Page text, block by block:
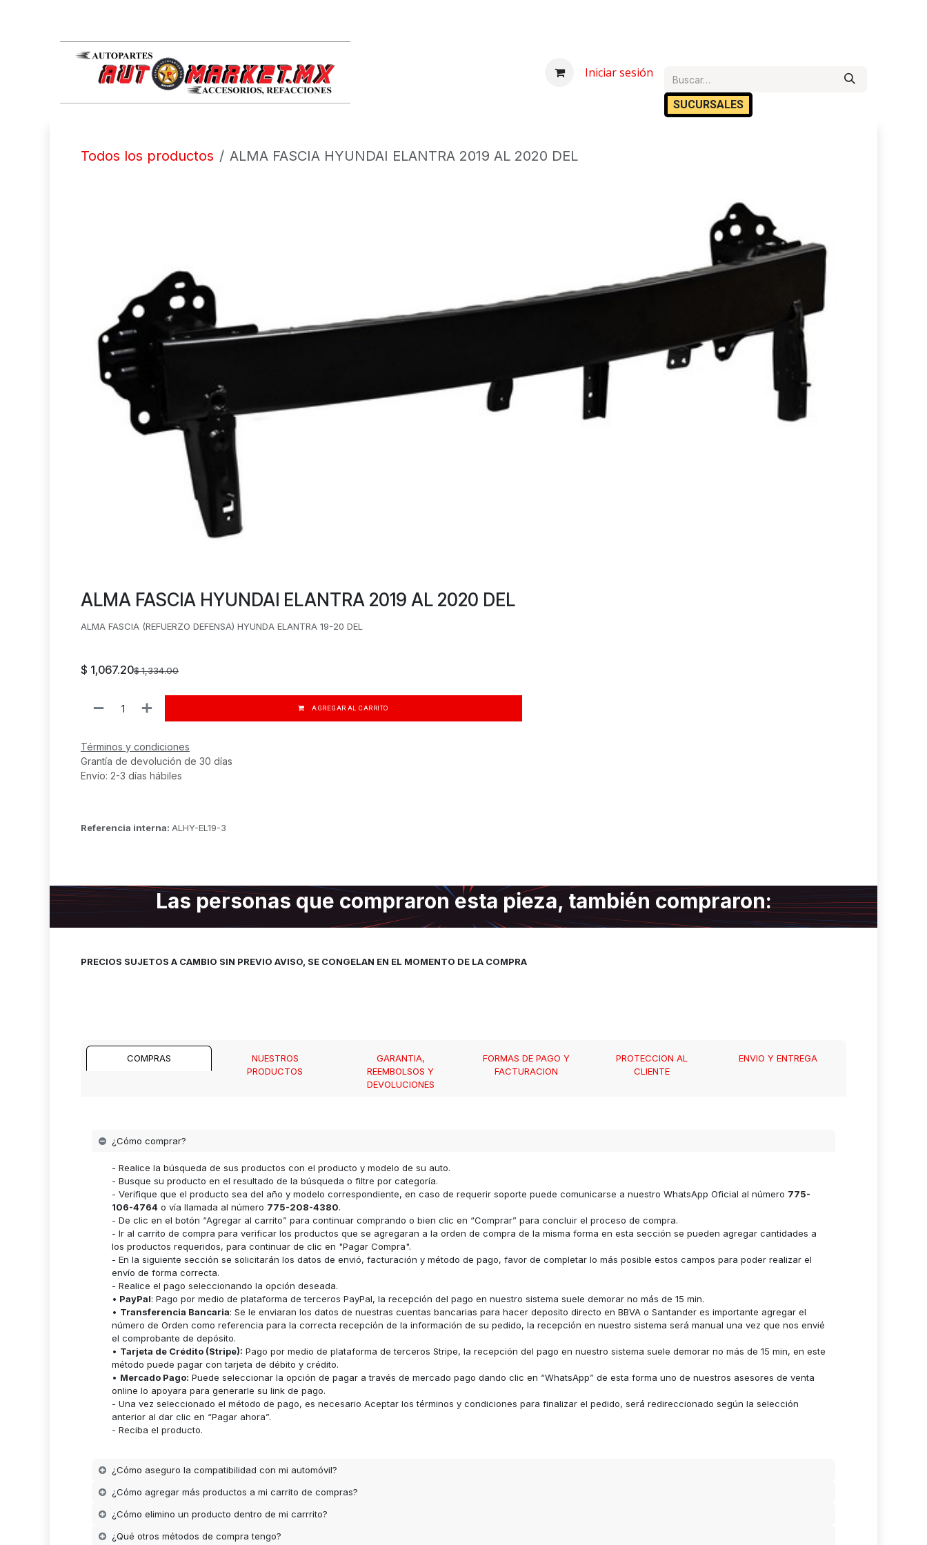
Centro de Ayuda Cita Contáctanos
Iniciar sesión
SUCURSA​​LES
Todos los productos ALMA FASCIA HYUNDAI ELANTRA 2019 AL 2020 DEL
ALMA FASCIA HYUNDAI ELANTRA 2019 AL 2020 DEL
ALMA FASCIA (REFUERZO DEFENSA) HYUNDA ELANTRA 19-20 DEL
$ 1,067.20$1,334.00
AGREGAR AL CARRITO
Términos y condiciones
Grantía de devolución de 30 días
Envío: 2-3 días hábiles
Referencia interna: ALHY-EL19-3
Las personas que compraron esta pieza, también compraron:
PRECIOS SUJETOS A CAMBIO SIN PREVIO AVISO, SE CONGELAN EN EL MOMENTO DE LA COMPRA
COMPRAS
NUESTROS
PRODUCTOS
GARANTIA,
REEMBOLSOS Y
DEVOLUCIONES
FORMAS DE PAGO Y
FACTURACION
PROTECCION AL
CLIENTE
ENVIO Y ENTREGA
¿Cómo comprar?
- Realice la búsqueda de sus productos con el producto y modelo de su auto.
- Busque su producto en el resultado de la búsqueda o filtre por categoría.
- Verifique que el producto sea del año y modelo correspondiente, en caso de requerir soporte puede comunicarse a nuestro WhatsApp Oficial al número 775-
106-4764 o vía llamada al número 775-208-4380.
- De clic en el botón “Agregar al carrito” para continuar comprando o bien clic en “Comprar” para concluir el proceso de compra.
- Ir al carrito de compra para verificar los productos que se agregaran a la orden de compra de la misma forma en esta sección se pueden agregar cantidades a
los productos requeridos, para continuar de clic en "Pagar Compra".
- En la siguiente sección se solicitarán los datos de envió, facturación y método de pago, favor de completar lo más posible estos campos para poder realizar el
envío de forma correcta.
- Realice el pago seleccionando la opción deseada.
• PayPal: Pago por medio de plataforma de terceros PayPal, la recepción del pago en nuestro sistema suele demorar no más de 15 min.
• Transferencia Bancaria: Se le enviaran los datos de nuestras cuentas bancarias para hacer deposito directo en BBVA o Santander es importante agregar el
número de Orden como referencia para la correcta recepción de la información de su pedido, la recepción en nuestro sistema será manual una vez que nos envié
el comprobante de depósito.
• Tarjeta de Crédito (Stripe): Pago por medio de plataforma de terceros Stripe, la recepción del pago en nuestro sistema suele demorar no más de 15 min, en este
método puede pagar con tarjeta de débito y crédito.
• Mercado Pago: Puede seleccionar la opción de pagar a través de mercado pago dando clic en “WhatsApp” de esta forma uno de nuestros asesores de venta
online lo apoyara para generarle su link de pago.
- Una vez seleccionado el método de pago, es necesario Aceptar los términos y condiciones para finalizar el pedido, será redireccionado según la selección
anterior al dar clic en “Pagar ahora”.
- Reciba el producto.
¿Cómo aseguro la compatibilidad con mi automóvil?
¿Cómo agregar más productos a mi carrito de compras?
¿Cómo elimino un producto dentro de mi carrrito?
¿Qué otros métodos de compra tengo?